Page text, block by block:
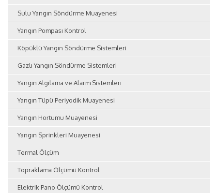
Sulu Yangın Söndürme Muayenesi
Yangın Pompası Kontrol
Köpüklü Yangın Söndürme Sistemleri
Gazlı Yangın Söndürme Sistemleri
Yangın Algılama ve Alarm Sistemleri
Yangın Tüpü Periyodik Muayenesi
Yangın Hortumu Muayenesi
Yangın Sprinkleri Muayenesi
Termal Ölçüm
Topraklama Ölçümü Kontrol
Elektrik Pano Ölçümü Kontrol